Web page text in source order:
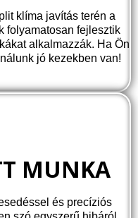
klíma javítás terén a
folyamatosan fejlesztik
alkalmazzák. Ha Ön
jó kezekben van!
MUNKA
és precíziós